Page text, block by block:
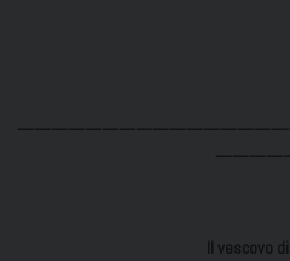
Il vescovo